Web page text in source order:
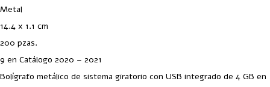
Metal
14.4 x 1.1 cm
200 pzas.
9 en Catálogo 2020 – 2021
Bolígrafo metálico de sistema giratorio con USB integrado de 4 GB en